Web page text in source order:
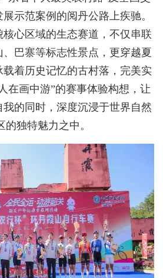
示范案例的阅丹公路上疾驰。
心区域的生态赛道，不仅串联
巴寨等标志性景点，更穿越夏
着历史记忆的古村落，完美实
在画中游”的赛事体验构想，让
的同时，深度沉浸于世界自然
独特魅力之中。